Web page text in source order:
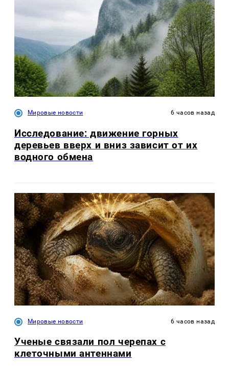
Мировые новости 6 часов назад
Исследование: движение горных
деревьев вверх и вниз зависит от их
водного обмена
Мировые новости 6 часов назад
Ученые связали пол черепах с
клеточными антеннами